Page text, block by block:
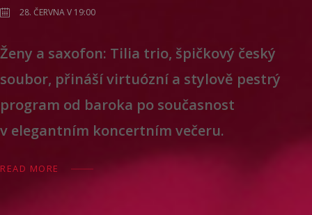
28. ČERVNA V 19:00
Ženy a saxofon: Tilia trio, špičkový český
soubor, přináší virtuózní a stylově pestrý
program od baroka po současnost
v elegantním koncertním večeru.
READ MORE